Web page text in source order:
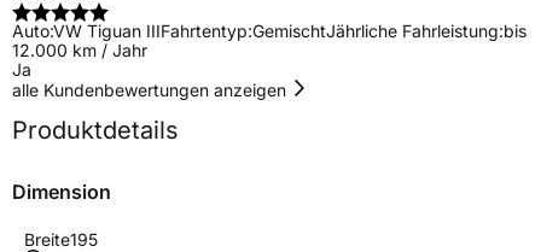
Auto:VW Tiguan IIIFahrtentyp:GemischtJährliche Fahrleistung:bis
12.000 km / Jahr
Ja
alle Kundenbewertungen anzeigen
Produktdetails
Dimension
Breite195